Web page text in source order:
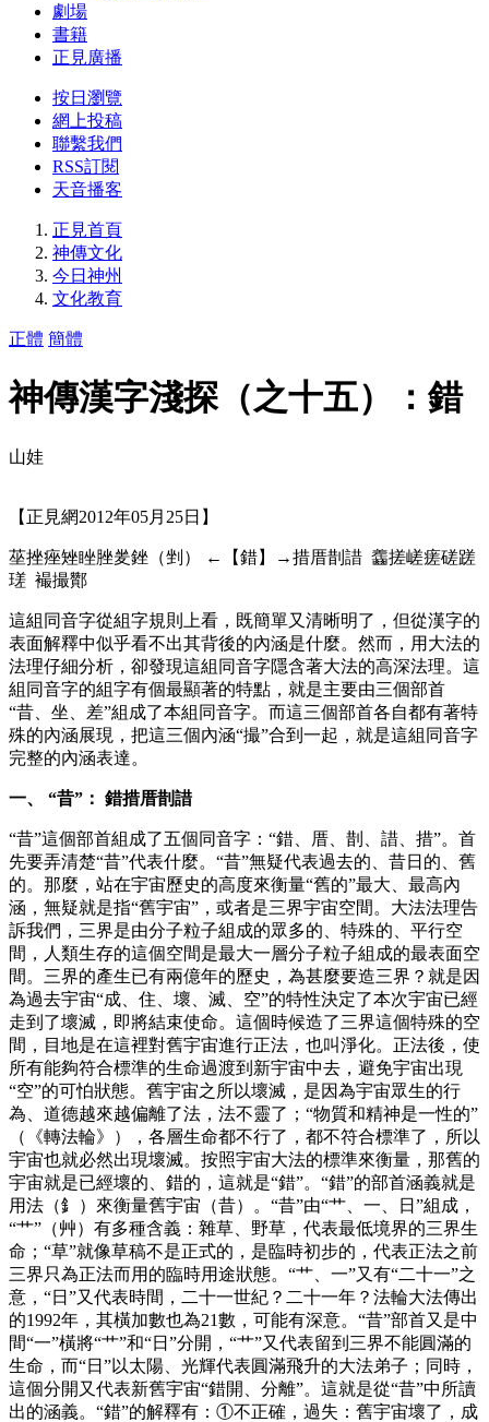
劇場
書籍
正見廣播
按日瀏覽
網上投稿
聯繫我們
RSS訂閱
天音播客
正見首頁
神傳文化
今日神州
文化教育
正體 簡體
神傳漢字淺探（之十五）：錯
山娃
【正見網2012年05月25日】
莝挫痤矬睉脞夎銼（剉） ←【錯】→措厝剒諎 齹搓嵯瘥磋蹉
瑳 襊撮酇
這組同音字從組字規則上看，既簡單又清晰明了，但從漢字的
表面解釋中似乎看不出其背後的內涵是什麼。然而，用大法的
法理仔細分析，卻發現這組同音字隱含著大法的高深法理。這
組同音字的組字有個最顯著的特點，就是主要由三個部首
“昔、坐、差”組成了本組同音字。而這三個部首各自都有著特
殊的內涵展現，把這三個內涵“撮”合到一起，就是這組同音字
完整的內涵表達。
一、 “昔”： 錯措厝剒諎
“昔”這個部首組成了五個同音字：“錯、厝、剒、諎、措”。首
先要弄清楚“昔”代表什麼。“昔”無疑代表過去的、昔日的、舊
的。那麼，站在宇宙歷史的高度來衡量“舊的”最大、最高內
涵，無疑就是指“舊宇宙”，或者是三界宇宙空間。大法法理告
訴我們，三界是由分子粒子組成的眾多的、特殊的、平行空
間，人類生存的這個空間是最大一層分子粒子組成的最表面空
間。三界的產生已有兩億年的歷史，為甚麼要造三界？就是因
為過去宇宙“成、住、壞、滅、空”的特性決定了本次宇宙已經
走到了壞滅，即將結束使命。這個時候造了三界這個特殊的空
間，目地是在這裡對舊宇宙進行正法，也叫淨化。正法後，使
所有能夠符合標準的生命過渡到新宇宙中去，避免宇宙出現
“空”的可怕狀態。舊宇宙之所以壞滅，是因為宇宙眾生的行
為、道德越來越偏離了法，法不靈了；“物質和精神是一性的”
（《轉法輪》），各層生命都不行了，都不符合標準了，所以
宇宙也就必然出現壞滅。按照宇宙大法的標準來衡量，那舊的
宇宙就是已經壞的、錯的，這就是“錯”。“錯”的部首涵義就是
用法（釒）來衡量舊宇宙（昔）。“昔”由“艹、一、日”組成，
“艹”（艸）有多種含義：雜草、野草，代表最低境界的三界生
命；“草”就像草稿不是正式的，是臨時初步的，代表正法之前
三界只為正法而用的臨時用途狀態。“艹、一”又有“二十一”之
意，“日”又代表時間，二十一世紀？二十一年？法輪大法傳出
的1992年，其橫加數也為21數，可能有深意。“昔”部首又是中
間“一”橫將“艹”和“日”分開，“艹”又代表留到三界不能圓滿的
生命，而“日”以太陽、光輝代表圓滿飛升的大法弟子；同時，
這個分開又代表新舊宇宙“錯開、分離”。這就是從“昔”中所讀
出的涵義。“錯”的解釋有：①不正確，過失：舊宇宙壞了，成